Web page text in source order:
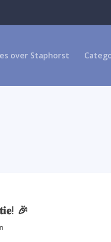
over Staphorst
🎉